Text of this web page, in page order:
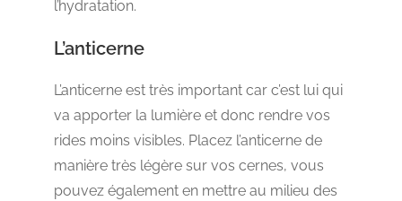
l’hydratation.
L’anticerne
L’anticerne est très important car c’est lui qui
va apporter la lumière et donc rendre vos
rides moins visibles. Placez l’anticerne de
manière très légère sur vos cernes, vous
pouvez également en mettre au milieu des